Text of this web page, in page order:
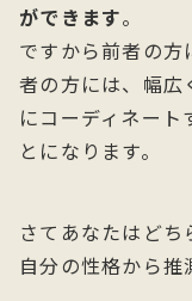
ができます。
ですから前者の
者の方には、幅広
にコーディネー
とになります。
さてあなたはどち
自分の性格から推